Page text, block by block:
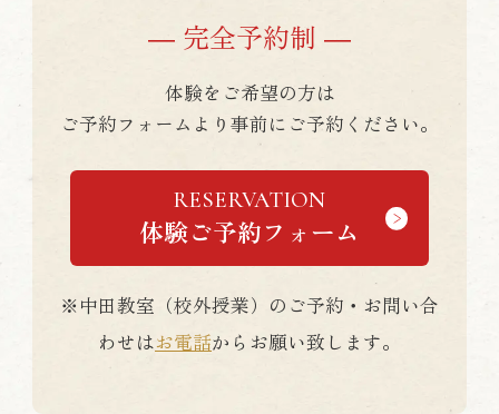
― 完全予約制 ―
体験をご希望の方は
ご予約フォームより事前にご予約ください。
RESERVATION
体験ご予約フォーム
※中田教室（校外授業）のご予約・お問い合
わせはお電話からお願い致します。